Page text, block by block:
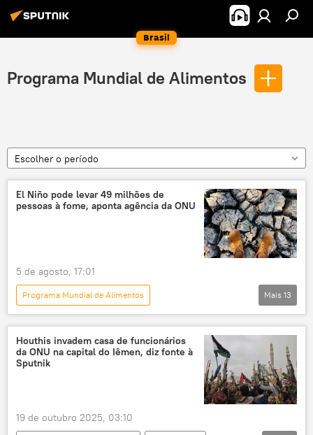
Brasil
Programa Mundial de Alimentos
Escolher o período
El Niño pode levar 49 milhões de
pessoas à fome, aponta agência da ONU
5 de agosto, 17:01
Programa Mundial de Alimentos
Panorama internacional
América Central
África Austral
ONU
PMA
El Niño
Nações Unidas
mudanças climáticas
Mais 13
Houthis invadem casa de funcionários
da ONU na capital do Iêmen, diz fonte à
Sputnik
19 de outubro 2025, 03:10